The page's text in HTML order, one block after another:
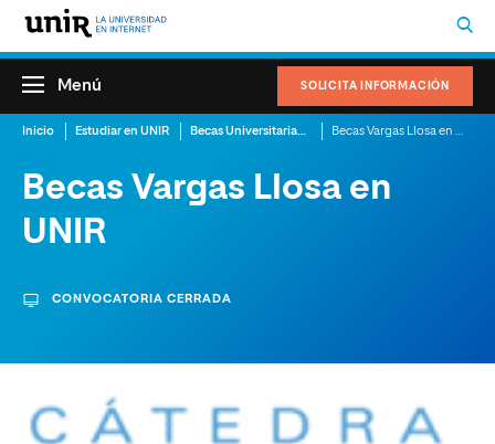
SOLICITA INFORMACIÓN
Menú
Inicio Estudiar en UNIR Becas Universitarias en Perú
Becas Vargas Llosa en
UNIR
CONVOCATORIA CERRADA